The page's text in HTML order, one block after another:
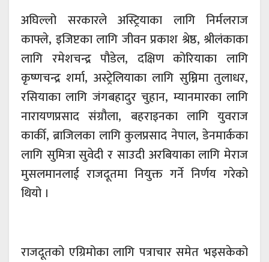
अघिल्लो सरकारले अस्ट्रियाका लागि निर्मलराज
काफ्ले, इजिप्टका लागि जीवन प्रकाश श्रेष्ठ, श्रीलंकाका
लागि रमेशचन्द्र पौडेल, दक्षिण कोरियाका लागि
कृष्णचन्द्र शर्मा, अस्ट्रेलियाका लागि सुम्निमा तुलाधर,
रसियाका लागि जंगबहादुर चुहान, म्यानमारका लागि
नारायणप्रसाद संग्रौला, बहराइनका लागि युवराज
कार्की, ब्राजिलका लागि कुलप्रसाद नेपाल, डेनमार्कका
लागि सुमित्रा सुवेदी र साउदी अरबियाका लागि मेराज
मुसलमानलाई राजदूतमा नियुक्त गर्ने निर्णय गरेको
थियो ।
राजदूतको एग्रिमोका लागि पत्राचार समेत भइसकेको